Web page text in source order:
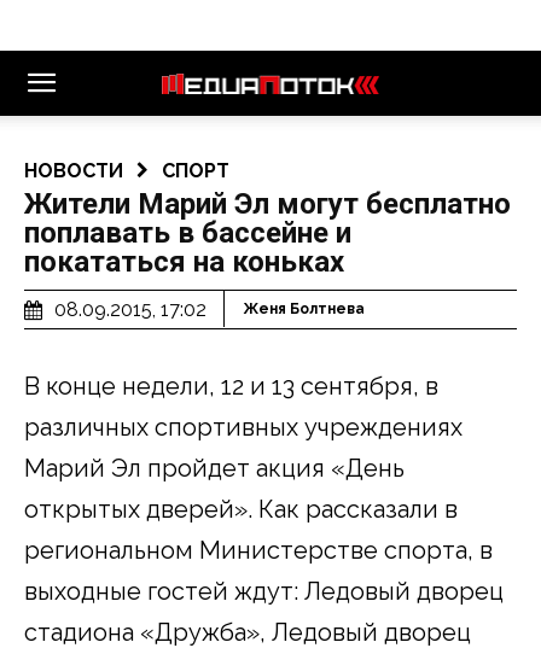
НОВОСТИ СПОРТ
Жители Марий Эл могут бесплатно
поплавать в бассейне и
покататься на коньках
08.09.2015, 17:02 Женя Болтнева
В конце недели, 12 и 13 сентября, в
различных спортивных учреждениях
Марий Эл пройдет акция «День
открытых дверей». Как рассказали в
региональном Министерстве спорта, в
выходные гостей ждут: Ледовый дворец
стадиона «Дружба», Ледовый дворец